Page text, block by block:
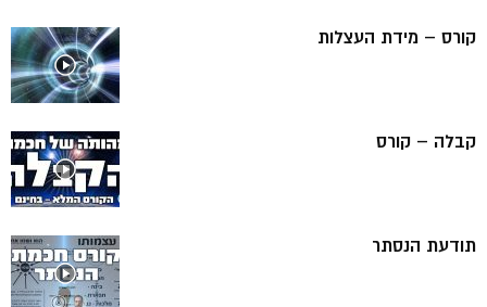
קורס – מידת העצלות
קבלה – קורס
תודעת הנסתר